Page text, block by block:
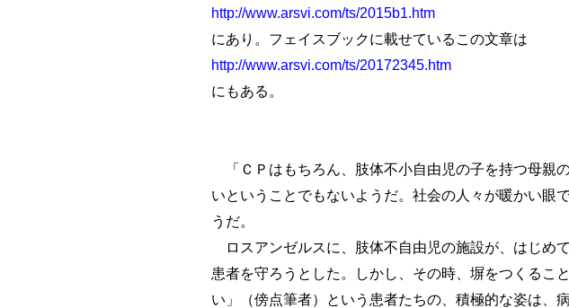
http://www.arsvi.com/ts/2015b1.htm
にあり。フェイスブックに載せているこの文章は
http://www.arsvi.com/ts/20172345.htm
にもある。
「ＣＰはもちろん、肢体不小自由児の子を持つ母親
いということでもないようだ。社会の人々が暖かい眼
うだ。
ロスアンゼルスに、肢体不自由児の施設が、はじめ
患者を守ろうとした。しかし、その時、塀をつくるこ
い」（傍点筆者）という患者たちの、積極的な姿は、